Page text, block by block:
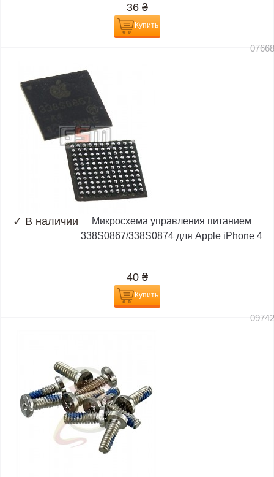
36 ₴
Купить
✓ В наличии
Микросхема управления питанием
338S0867/338S0874 для Apple iPhone 4
40 ₴
Купить